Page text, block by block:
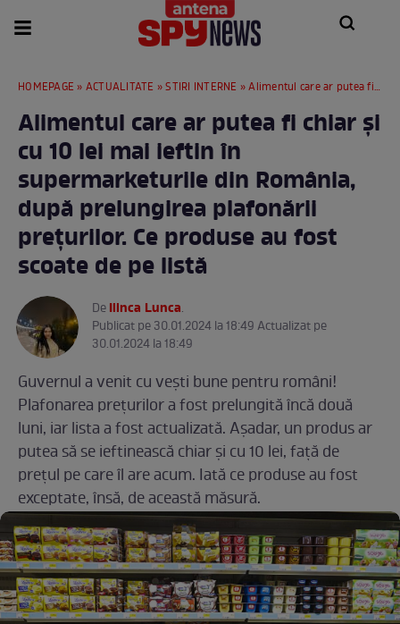
HOMEPAGE » ACTUALITATE »STIRI INTERNE » Alimentul care ar putea fi chiar și cu 10 lei mai ieftin în supermarketurile din România, după prelungirea plafonării prețurilor. Ce produse au fost scoate de pe listă
Alimentul care ar putea fi chiar și
cu 10 lei mai ieftin în
supermarketurile din România,
după prelungirea plafonării
prețurilor. Ce produse au fost
scoate de pe listă
DeIlinca Lunca.
Publicat pe 30.01.2024 la 18:49 Actualizat pe
30.01.2024 la 18:49
Guvernul a venit cu vești bune pentru români!
Plafonarea prețurilor a fost prelungită încă două
luni, iar lista a fost actualizată. Așadar, un produs ar
putea să se ieftinească chiar și cu 10 lei, față de
prețul pe care îl are acum. Iată ce produse au fost
exceptate, însă, de această măsură.